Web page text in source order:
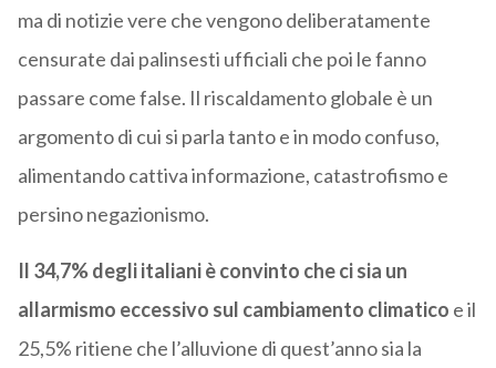
ma di notizie vere che vengono deliberatamente
censurate dai palinsesti ufficiali che poi le fanno
passare come false. Il riscaldamento globale è un
argomento di cui si parla tanto e in modo confuso,
alimentando cattiva informazione, catastrofismo e
persino negazionismo.
Il 34,7% degli italiani è convinto che ci sia un
allarmismo eccessivo sul cambiamento climatico e il
25,5% ritiene che l’alluvione di quest’anno sia la